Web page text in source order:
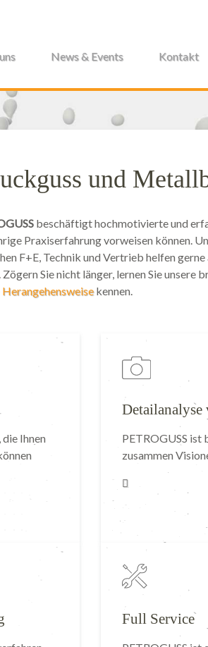
News & Events Kontakt
Partnerschaft
ISO
und
beschäftigt hochmotivierte und
Praxiserfahrung vorweisen können.
F+E, Technik und Vertrieb helfen
Sie nicht länger, lernen Sie unsere
Herangehensweisekennen.
Ihnen
Detailanalyse
PETROGUSS ist
zusammen
Full Service